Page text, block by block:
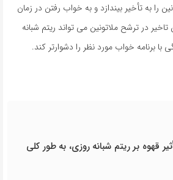
را به تأخیر بیندازد و به خواب رفتن در زمان
در ترشح ملاتونین می تواند ریتم شبانه
برنامه خواب مورد نظر را دشوارتر کند.
قهوه بر ریتم شبانه روزی، به طور کلی